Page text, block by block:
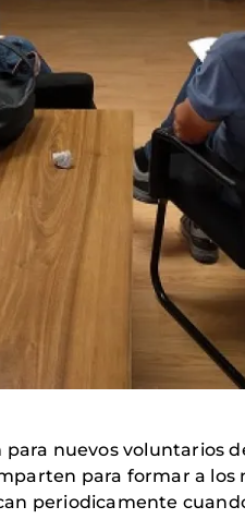
nuevos voluntarios
para formar a
periodicamente